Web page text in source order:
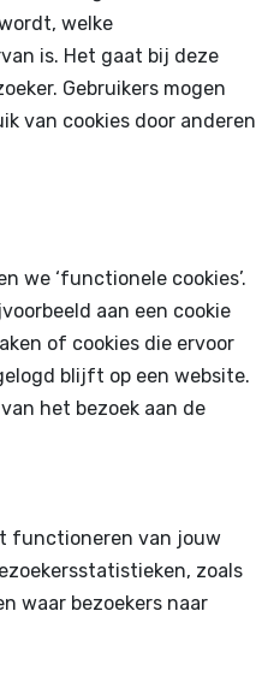
welke
is. Het gaat bij deze
Gebruikers mogen
van cookies door anderen
we ‘functionele cookies’.
aan een cookie
of cookies die ervoor
blijft op een website.
het bezoek aan de
functioneren van jouw
zoals
waar bezoekers naar